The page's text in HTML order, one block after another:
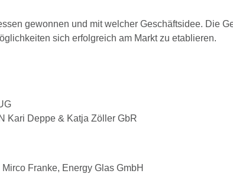
gewonnen und mit welcher Geschäftsidee. Die
sich erfolgreich am Markt zu etablieren.
Kari Deppe & Katja Zöller GbR
Franke, Energy Glas GmbH